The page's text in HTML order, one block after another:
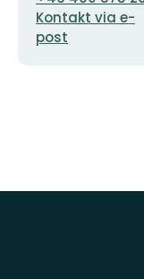
Kontakt via e-
post